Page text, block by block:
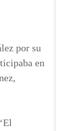
por su
en